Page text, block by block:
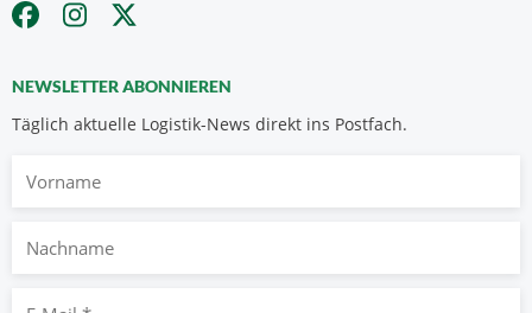
NEWSLETTER ABONNIEREN
Täglich aktuelle Logistik-News direkt ins Postfach.
Nachname